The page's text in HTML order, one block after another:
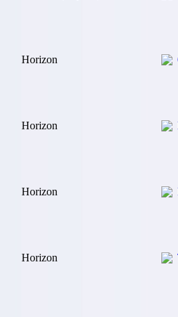
Horizon
Horizon
Horizon
Horizon